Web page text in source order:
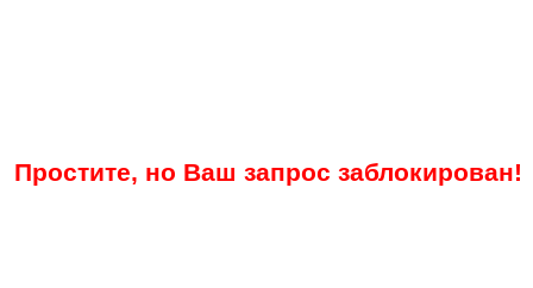
Простите, но Ваш запрос заблокирован!